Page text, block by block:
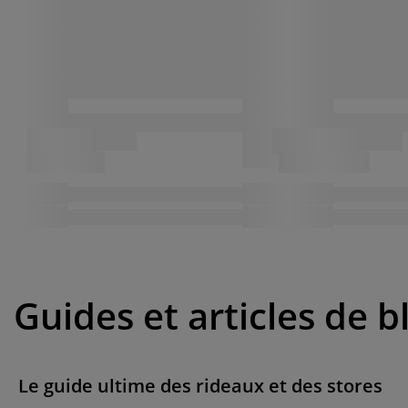
Guides et articles de
Le guide ultime des rideaux et des stores